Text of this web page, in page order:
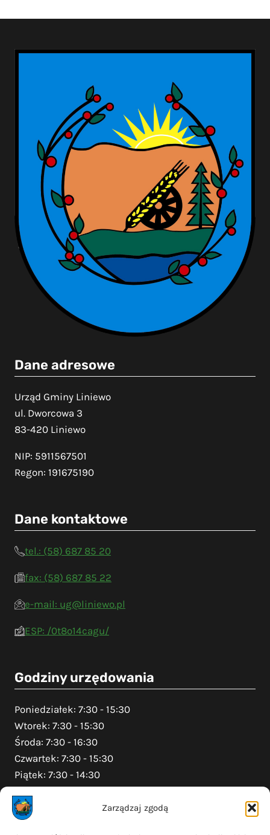
Zarządzaj zgodą
Dane adresowe
Urząd Gminy Liniewo
ul. Dworcowa 3
83-420 Liniewo
NIP: 5911567501
Regon: 191675190
Dane kontaktowe
tel.: (58) 687 85 20
fax: (58) 687 85 22
e-mail: ug@liniewo.pl
ESP: /0t8o14cagu/
Godziny urzędowania
Poniedziałek: 7:30 - 15:30
Wtorek: 7:30 - 15:30
Środa: 7:30 - 16:30
Czwartek: 7:30 - 15:30
Piątek: 7:30 - 14:30
Na skróty